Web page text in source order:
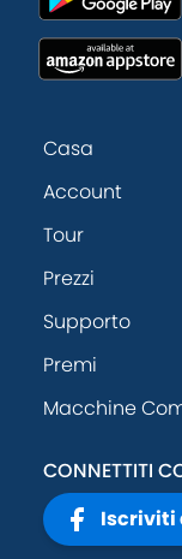
Casa
Account
Tour
Prezzi
Supporto
Premi
Macchine
CONNETTITI
Iscriviti